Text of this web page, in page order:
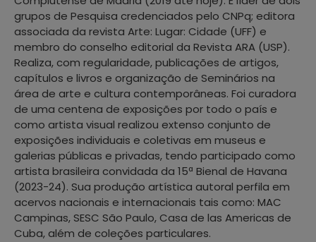
grupos de Pesquisa credenciados pelo CNPq; editora
associada da revista Arte: Lugar: Cidade (UFF) e
membro do conselho editorial da Revista ARA (USP).
Realiza, com regularidade, publicações de artigos,
capítulos e livros e organização de Seminários na
área de arte e cultura contemporâneas. Foi curadora
de uma centena de exposições por todo o país e
como artista visual realizou extenso conjunto de
exposições individuais e coletivas em museus e
galerias públicas e privadas, tendo participado como
artista brasileira convidada da 15ª Bienal de Havana
(2023-24). Sua produção artística autoral perfila em
acervos nacionais e internacionais tais como: MAC
Campinas, SESC São Paulo, Casa de las Americas de
Cuba, além de coleções particulares.